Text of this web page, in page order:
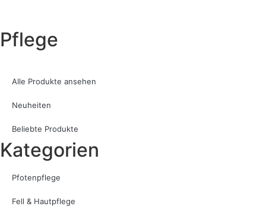
Pflege
Alle Produkte ansehen
Neuheiten
Beliebte Produkte
Kategorien
Pfotenpflege
Fell & Hautpflege